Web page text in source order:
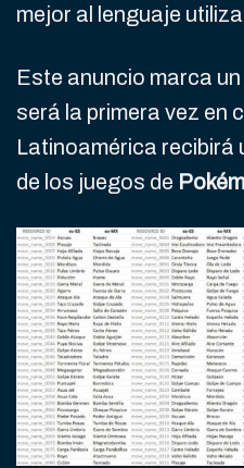
mejor al lenguaje
Este anuncio marca
será la primera vez en
Latinoamérica recibirá
de los juegos de